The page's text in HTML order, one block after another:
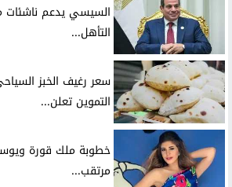
السيسي يدعم ناشئات
التأهل...
التموين تعلن...
خطوبة ملك قورة
مرتقب...